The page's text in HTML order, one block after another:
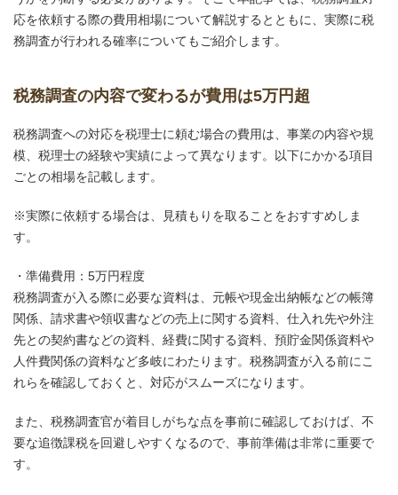
応を依頼する際の費用相場について解説するとともに、実際に税
務調査が行われる確率についてもご紹介します。
税務調査の内容で変わるが費用は5万円超
税務調査への対応を税理士に頼む場合の費用は、事業の内容や規
模、税理士の経験や実績によって異なります。以下にかかる項目
ごとの相場を記載します。
※実際に依頼する場合は、見積もりを取ることをおすすめしま
す。
・準備費用：5万円程度
税務調査が入る際に必要な資料は、元帳や現金出納帳などの帳簿
関係、請求書や領収書などの売上に関する資料、仕入れ先や外注
先との契約書などの資料、経費に関する資料、預貯金関係資料や
人件費関係の資料など多岐にわたります。税務調査が入る前にこ
れらを確認しておくと、対応がスムーズになります。
また、税務調査官が着目しがちな点を事前に確認しておけば、不
要な追徴課税を回避しやすくなるので、事前準備は非常に重要で
す。